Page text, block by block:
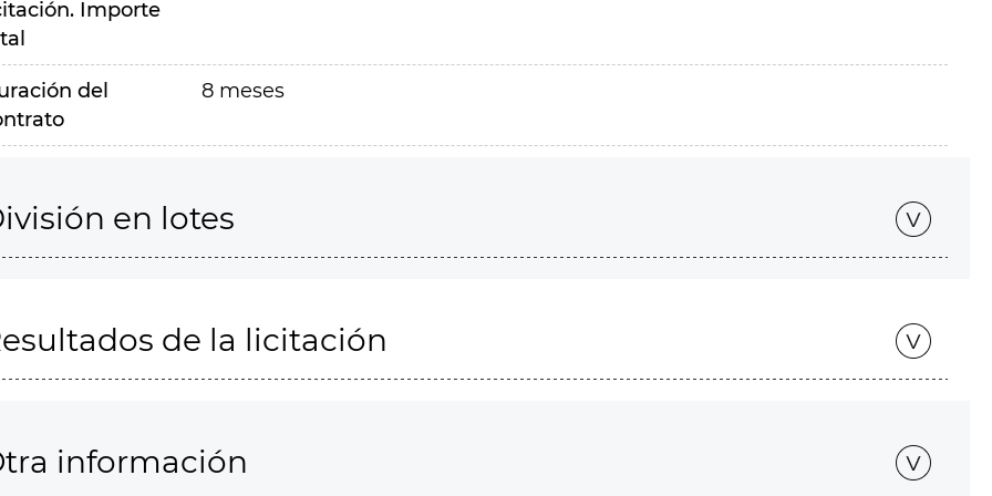
Importe
del
8 meses
en lotes
de la licitación
información